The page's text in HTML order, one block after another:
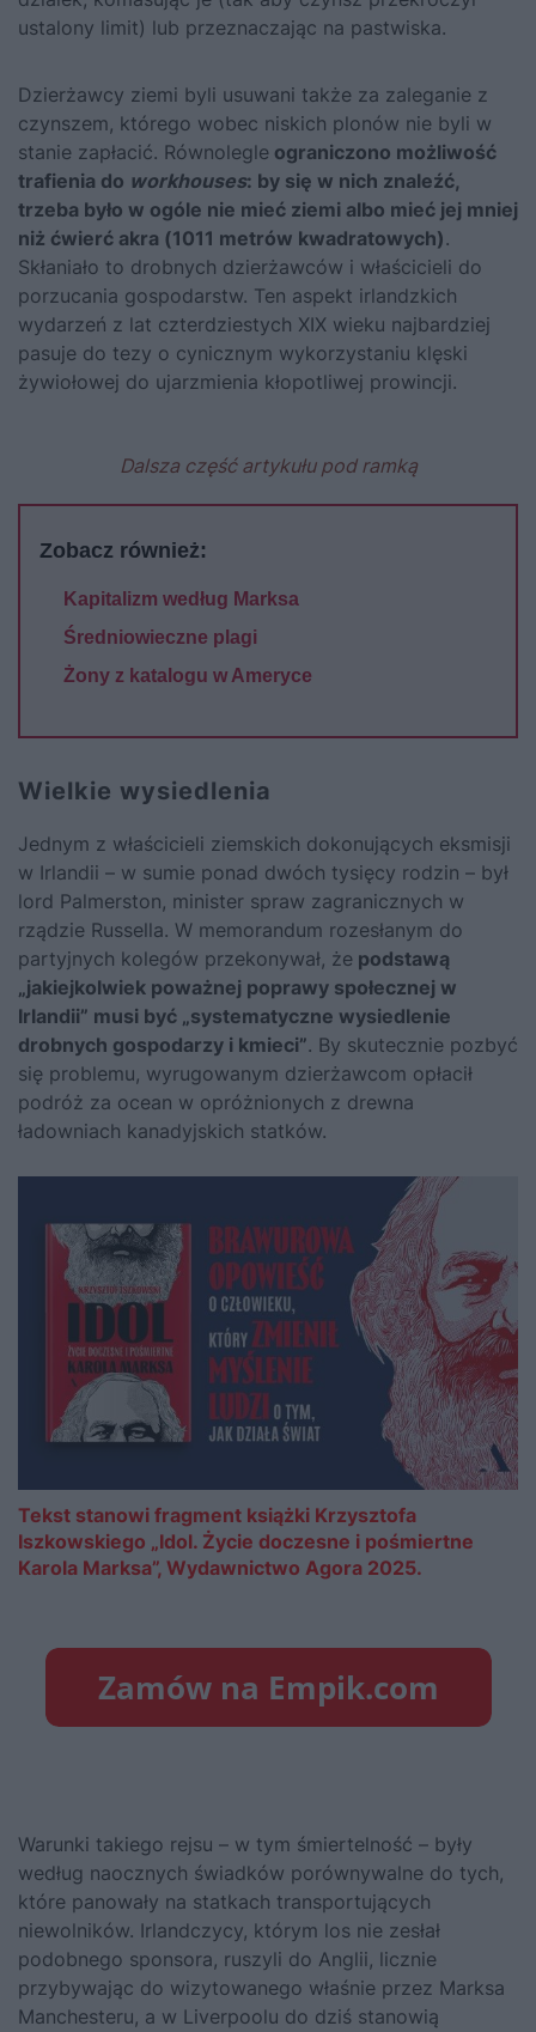
ustalony limit) lub przeznaczając na pastwiska.
Dzierżawcy ziemi byli usuwani także za zaleganie z
czynszem, którego wobec niskich plonów nie byli w
stanie zapłacić. Równolegle ograniczono możliwość
trafienia do workhouses: by się w nich znaleźć,
trzeba było w ogóle nie mieć ziemi albo mieć jej mniej
niż ćwierć akra (1011 metrów kwadratowych).
Skłaniało to drobnych dzierżawców i właścicieli do
porzucania gospodarstw. Ten aspekt irlandzkich
wydarzeń z lat czterdziestych XIX wieku najbardziej
pasuje do tezy o cynicznym wykorzystaniu klęski
żywiołowej do ujarzmienia kłopotliwej prowincji.
Dalsza część artykułu pod ramką
Zobacz również:
Kapitalizm według Marksa
Średniowieczne plagi
Żony z katalogu w Ameryce
Wielkie wysiedlenia
Jednym z właścicieli ziemskich dokonujących eksmisji
w Irlandii – w sumie ponad dwóch tysięcy rodzin – był
lord Palmerston, minister spraw zagranicznych w
rządzie Russella. W memorandum rozesłanym do
partyjnych kolegów przekonywał, że podstawą
„jakiejkolwiek poważnej poprawy społecznej w
Irlandii” musi być „systematyczne wysiedlenie
drobnych gospodarzy i kmieci”. By skutecznie pozbyć
się problemu, wyrugowanym dzierżawcom opłacił
podróż za ocean w opróżnionych z drewna
ładowniach kanadyjskich statków.
Tekst stanowi fragment książki Krzysztofa
Iszkowskiego „Idol. Życie doczesne i pośmiertne
Karola Marksa”, Wydawnictwo Agora 2025.
Warunki takiego rejsu – w tym śmiertelność – były
według naocznych świadków porównywalne do tych,
które panowały na statkach transportujących
niewolników. Irlandczycy, którym los nie zesłał
podobnego sponsora, ruszyli do Anglii, licznie
przybywając do wizytowanego właśnie przez Marksa
Manchesteru, a w Liverpoolu do dziś stanowią